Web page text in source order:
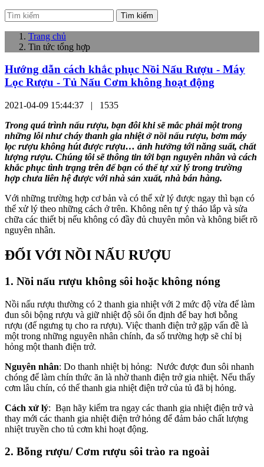
Tìm kiếm
Trang chủ
Tin tức tổng hợp
Hướng dẫn cách khắc phục Nồi Nấu Rượu - Máy
Lọc Rượu - Tủ Nấu Cơm không hoạt động
2021-04-09 15:44:37 | 1535
Trong quá trình nấu rượu, bạn đôi khi sẽ mắc phải một trong
những lỗi như cháy thanh gia nhiệt ở nồi nấu rượu, bơm máy
lọc rượu không hút được rượu… ảnh hưởng tới năng suất, chất
lượng rượu. Chúng tôi sẽ thông tin tới bạn nguyên nhân và cách
khắc phục tình trạng trên để bạn có thể tự xử lý trong trường
hợp chưa liên hệ được với nhà sản xuất, nhà bán hàng.
Với những trường hợp cơ bản và có thể xử lý được ngay thì bạn có
thể xử lý theo những cách ở trên. Không nên tự ý tháo lắp và sửa
chữa các thiết bị nếu không có đầy đủ chuyên môn và không biết rõ
nguyên nhân.
ĐỐI VỚI NỒI NẤU RƯỢU
1. Nồi nấu rượu không sôi hoặc không nóng
Nồi nấu rượu thường có 2 thanh gia nhiệt với 2 mức độ vừa để làm
đun sôi bộng rượu và giữ nhiệt độ sôi ổn định để bay hơi bỗng
rượu (để ngưng tụ cho ra rượu). Việc thanh điện trở gặp vấn đề là
một trong những nguyên nhân chính, đa số trường hợp sẽ chỉ bị
hỏng một thanh điện trở.
Nguyên nhân: Do thanh nhiệt bị hỏng: Nước được đun sôi nhanh
chóng để làm chín thức ăn là nhờ thanh điện trở gia nhiệt. Nếu thấy
cơm lâu chín, có thể thanh gia nhiệt điện trở của tủ đã bị hỏng.
Cách xử lý: Bạn hãy kiểm tra ngay các thanh gia nhiệt điện trở và
thay mới các thanh gia nhiệt điện trở hỏng để đảm bảo chất lượng
nhiệt truyền cho tủ cơm khi hoạt động.
2. Bỗng rượu/ Cơm rượu sôi trào ra ngoài